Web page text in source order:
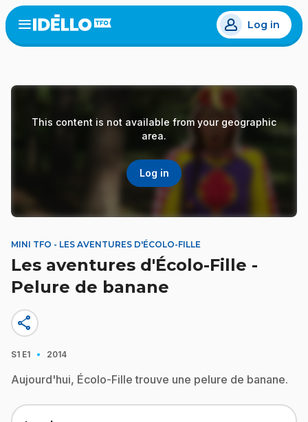
Skip
to
main
Open
menu
Log in
This content is not available from your geographic
area.
Log in
MINI TFO - LES AVENTURES D'ÉCOLO-FILLE
Les aventures d'Écolo-Fille -
Pelure de banane
share
S1 E1 · 2014
Aujourd'hui, Écolo-Fille trouve une pelure de banane.